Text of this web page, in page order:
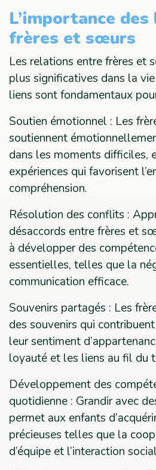
L’importance
frères et sœurs
Les relations entre frères et
plus significatives dans la vie
liens sont fondamentaux
Soutien émotionnel : Les
soutiennent
dans les moments difficiles,
expériences qui favorisent
compréhension.
Résolution des conflits :
désaccords entre frères et
à développer des
essentielles, telles que la
communication efficace.
Souvenirs partagés : Les
des souvenirs qui
leur sentiment
loyauté et les liens au fil du
Développement des
quotidienne : Grandir avec
permet aux enfants
précieuses telles que la
d’équipe et l’interaction